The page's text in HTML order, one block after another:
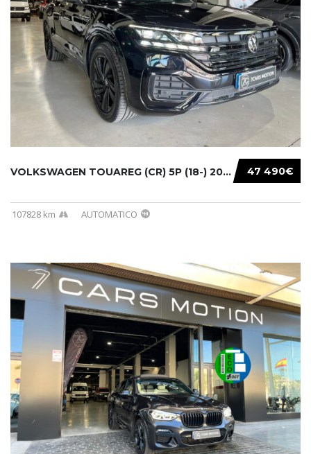
47 490€
VOLKSWAGEN TOUAREG (CR) 5P (18-) 2021...
107828 km AUTOMATICO